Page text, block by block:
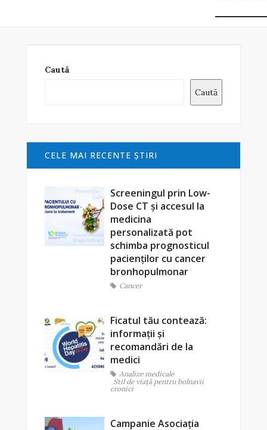
Caută
Caută
CELE MAI RECENTE ŞTIRI
Screeningul prin Low-
Dose CT și accesul la
medicina
personalizată pot
schimba prognosticul
pacienților cu cancer
bronhopulmonar
Cancer
Ficatul tău contează:
informații și
recomandări de la
medici
Analize medicale
Stil de viaţă pentru bolnavii
cronici
Campanie Asociația